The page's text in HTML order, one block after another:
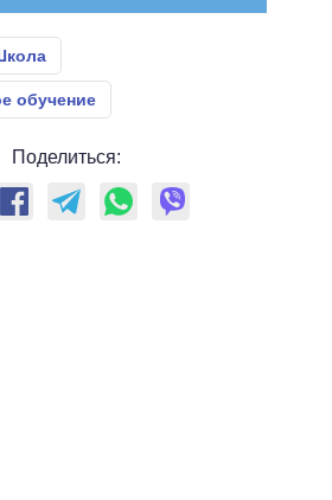
обучение
Поделиться: